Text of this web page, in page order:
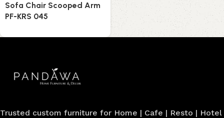
Sofa Chair Scooped Arm
PF-KRS 045
Trusted custom furniture for Home | Cafe | Resto | Hotel